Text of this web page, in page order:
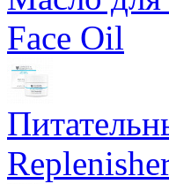
Face Oil